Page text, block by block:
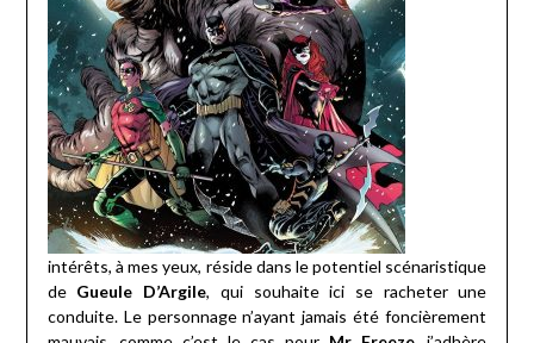
intérêts, à mes yeux, réside dans le potentiel scénaristique
de Gueule D’Argile, qui souhaite ici se racheter une
conduite. Le personnage n’ayant jamais été foncièrement